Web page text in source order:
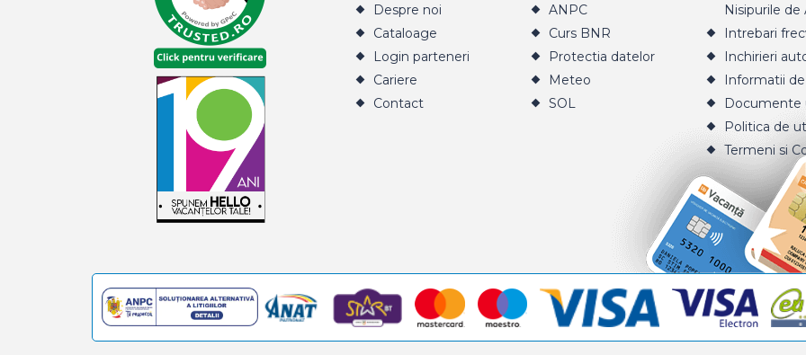
Despre noi
Cataloage
Login parteneri
Cariere
Contact
ANPC
Curs BNR
Protectia datelor
Meteo
SOL
Nisipurile de
Intrebari
Inchirieri
Informatii
Documente
Politica de
Termeni si